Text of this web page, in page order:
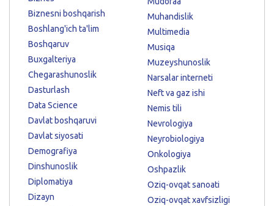
Biznesni boshqarish
Boshlang'ich ta'lim
Boshqaruv
Buxgalteriya
Chegarashunoslik
Dasturlash
Data Science
Davlat boshqaruvi
Davlat siyosati
Demografiya
Dinshunoslik
Diplomatiya
Dizayn
Muhandislik
Multimedia
Musiqa
Muzeyshunoslik
Narsalar interneti
Neft va gaz ishi
Nemis tili
Nevrologiya
Neyrobiologiya
Onkologiya
Oshpazlik
Oziq-ovqat sanoati
Oziq-ovqat xavfsizligi